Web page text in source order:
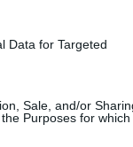
Data for Targeted
Sale, and/or
Purposes for which